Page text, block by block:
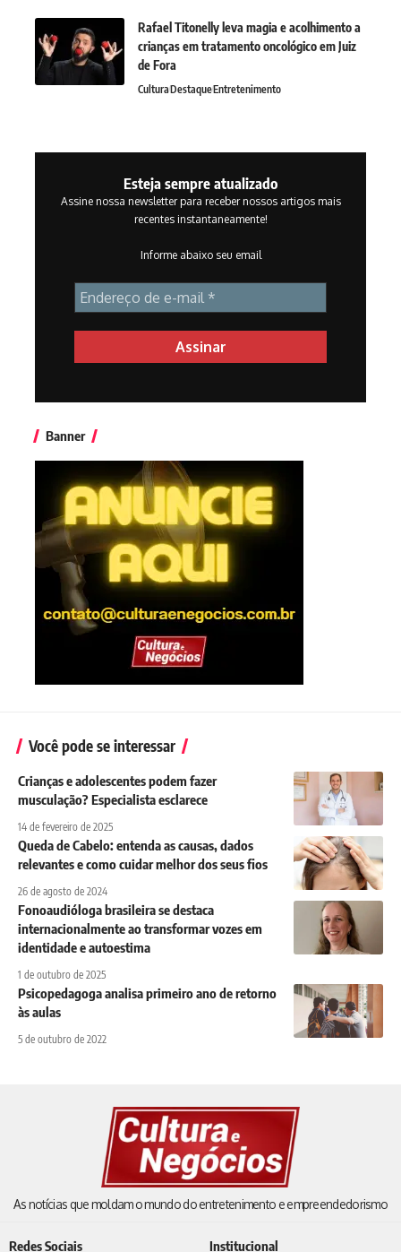
Rafael Titonelly leva magia e acolhimento a
crianças em tratamento oncológico em Juiz
de Fora
CulturaDestaqueEntretenimento
Esteja sempre atualizado
Assine nossa newsletter para receber nossos artigos mais
recentes instantaneamente!
Informe abaixo seu email
Banner
Você pode se interessar
Crianças e adolescentes podem fazer
musculação? Especialista esclarece
14 de fevereiro de 2025
Queda de Cabelo: entenda as causas, dados
relevantes e como cuidar melhor dos seus fios
26 de agosto de 2024
Fonoaudióloga brasileira se destaca
internacionalmente ao transformar vozes em
identidade e autoestima
1 de outubro de 2025
Psicopedagoga analisa primeiro ano de retorno
às aulas
5 de outubro de 2022
As notícias que moldam o mundo do entretenimento e empreendedorismo
Redes Sociais Institucional